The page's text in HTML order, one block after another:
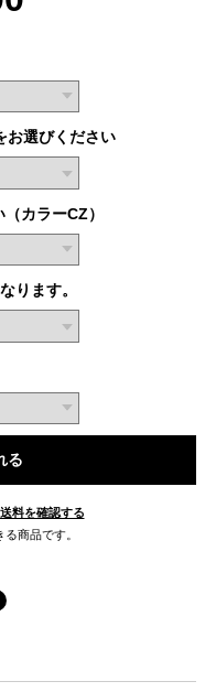
お選びください
カラーCZ）
ります。
る
送料を確認する
商品です。